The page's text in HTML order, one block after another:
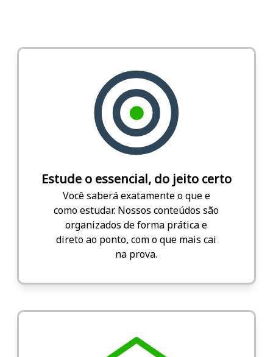
Estude o essencial, do jeito certo
Você saberá exatamente o que e
como estudar. Nossos conteúdos são
organizados de forma prática e
direto ao ponto, com o que mais cai
na prova.